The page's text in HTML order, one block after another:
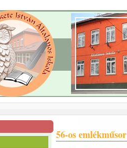
56-os emlékműsor